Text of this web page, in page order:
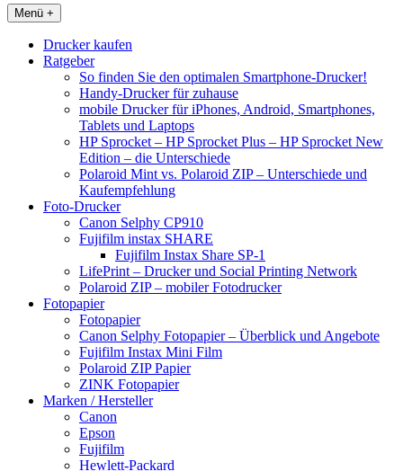
Menü +
Drucker kaufen
Ratgeber
So finden Sie den optimalen Smartphone-Drucker!
Handy-Drucker für zuhause
mobile Drucker für iPhones, Android, Smartphones,
Tablets und Laptops
HP Sprocket – HP Sprocket Plus – HP Sprocket New
Edition – die Unterschiede
Polaroid Mint vs. Polaroid ZIP – Unterschiede und
Kaufempfehlung
Foto-Drucker
Canon Selphy CP910
Fujifilm instax SHARE
Fujifilm Instax Share SP-1
LifePrint – Drucker und Social Printing Network
Polaroid ZIP – mobiler Fotodrucker
Fotopapier
Fotopapier
Canon Selphy Fotopapier – Überblick und Angebote
Fujifilm Instax Mini Film
Polaroid ZIP Papier
ZINK Fotopapier
Marken / Hersteller
Canon
Epson
Fujifilm
Hewlett-Packard